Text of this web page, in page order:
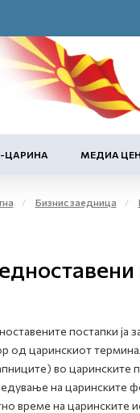
ЦАРИНА МЕДИА
Бизнис заедница
постапки ја
од царинскиот
во царинските
на царинските
време на царинските